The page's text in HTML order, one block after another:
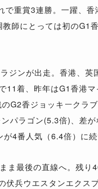
で重賞3連勝。一躍、香
師にとっては初のG1
ジンが出走。香港、英
11着、昨年はG1香港
G2香ジョッキークラ
パラゴン(5.3倍)、差
4番人気（6.4倍）に続
ま最後の直線へ。残り
伏兵ウエスタンエクス